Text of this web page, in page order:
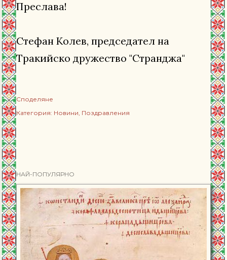
Преслава!
Стефан Колев, председател на
Тракийско дружество "Странджа"
Споделяне
Категория: Новини Поздравления
НАЙ-ПОПУЛЯРНО